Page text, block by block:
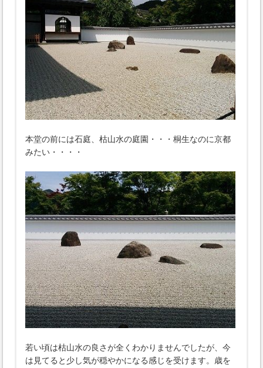
本堂の前には石庭、枯山水の庭園・・・桐生なのに京都
みたい・・・・
若い頃は枯山水の良さが全くわかりませんでしたが、今
は見てると少し気が穏やかになる感じを受けます。歳を